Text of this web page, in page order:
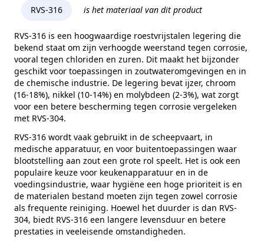
Prijs
Per stuk
Merk
RVS Products
Model
0506
RVS-316 is het materiaal van dit product
RVS-316 is een hoogwaardige roestvrijstalen legering die
bekend staat om zijn verhoogde weerstand tegen corrosie,
vooral tegen chloriden en zuren. Dit maakt het bijzonder
geschikt voor toepassingen in zoutwateromgevingen en in
de chemische industrie. De legering bevat ijzer, chroom
(16-18%), nikkel (10-14%) en molybdeen (2-3%), wat zorgt
voor een betere bescherming tegen corrosie vergeleken
met RVS-304.
RVS-316 wordt vaak gebruikt in de scheepvaart, in
medische apparatuur, en voor buitentoepassingen waar
blootstelling aan zout een grote rol speelt. Het is ook een
populaire keuze voor keukenapparatuur en in de
voedingsindustrie, waar hygiëne een hoge prioriteit is en
de materialen bestand moeten zijn tegen zowel corrosie
als frequente reiniging. Hoewel het duurder is dan RVS-
304, biedt RVS-316 een langere levensduur en betere
prestaties in veeleisende omstandigheden.